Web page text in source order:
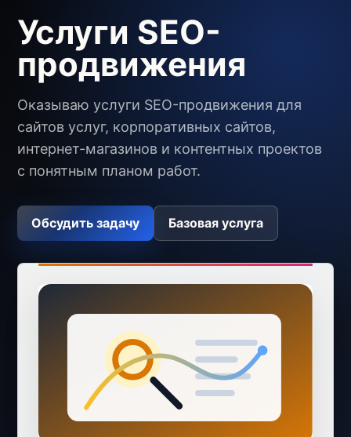
Услуги SEO-
продвижения
Оказываю услуги SEO-продвижения для
сайтов услуг, корпоративных сайтов,
интернет-магазинов и контентных проектов
с понятным планом работ.
Обсудить задачу Базовая услуга